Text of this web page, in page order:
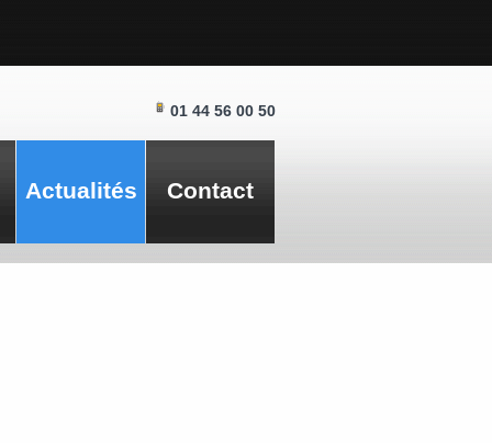
01 44 56 00 50
Actualités Contact